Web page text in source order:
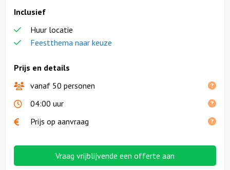
Prijs en details
vanaf 50 personen
04:00 uur
Prijs op aanvraag
Inclusief
Huur locatie
Feestthema naar keuze
Vraag vrijblijvende een offerte aan